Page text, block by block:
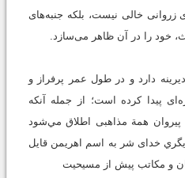
زروانی خالی نیست، بلکه جنبه‌های
خود را در آن ظاهر می‌سازد.
دارد و در طول عمر پرفراز و
پیدا کرده است؛ از جمله آنکه
همة مذاهبی اطلاق مي‌شود
خدای شر به اسم اهریمن قايل
و مکاتب پیش از مسیحیت